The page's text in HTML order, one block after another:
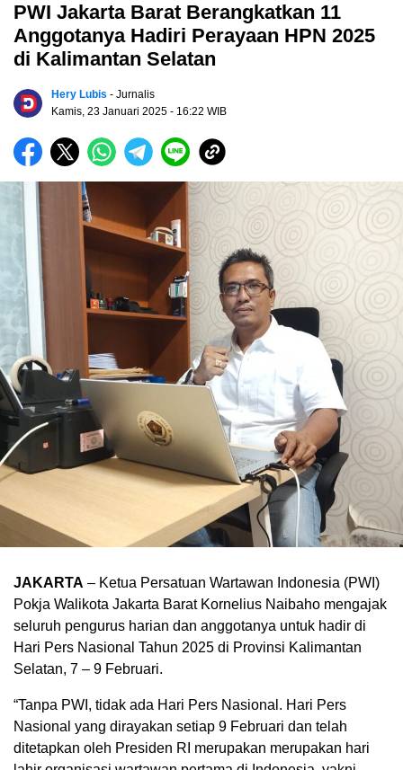
PWI Jakarta Barat Berangkatkan 11
Anggotanya Hadiri Perayaan HPN 2025
di Kalimantan Selatan
Hery Lubis - Jurnalis
Kamis, 23 Januari 2025 - 16:22 WIB
JAKARTA – Ketua Persatuan Wartawan Indonesia (PWI)
Pokja Walikota Jakarta Barat Kornelius Naibaho mengajak
seluruh pengurus harian dan anggotanya untuk hadir di
Hari Pers Nasional Tahun 2025 di Provinsi Kalimantan
Selatan, 7 – 9 Februari.
“Tanpa PWI, tidak ada Hari Pers Nasional. Hari Pers
Nasional yang dirayakan setiap 9 Februari dan telah
ditetapkan oleh Presiden RI merupakan merupakan hari